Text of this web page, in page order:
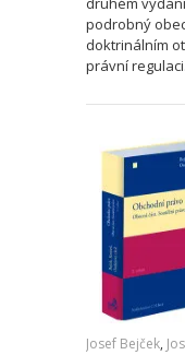
podrobný
doktrinálním
právní
Josef Bejček,